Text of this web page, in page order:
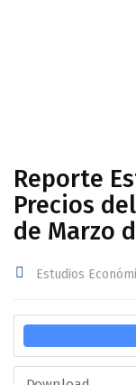
Reporte
Precios
de Marzo
Estudios